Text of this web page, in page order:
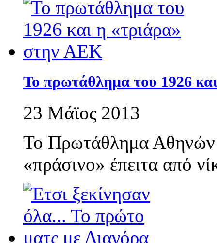
Το πρωτάθλημα του 1926
23 Μάϊος 2013
Το Πρωτάθλημα Αθηνών
«πράσινο» έπειτα από